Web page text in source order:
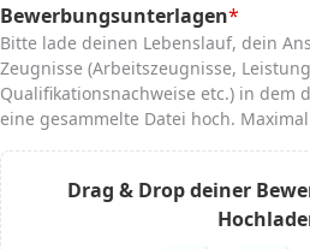
Bewerbungsunterlagen*
(required)
Bitte lade deinen Lebenslauf, dein
Zeugnisse (Arbeitszeugnisse,
Qualifikationsnachweise etc.) in dem
eine gesammelte Datei hoch.
Drag & Drop deiner